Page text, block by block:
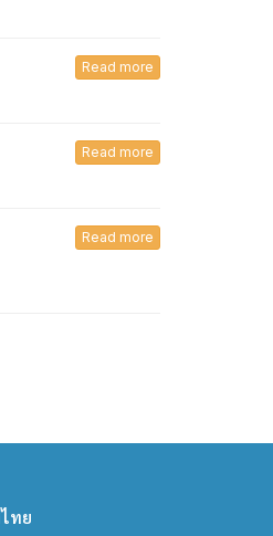
Read more
Read more
Read more
ทย